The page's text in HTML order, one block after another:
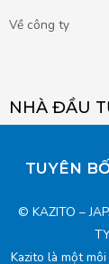
Về công ty
NHÀ ĐẦU
TUYÊN
© KAZITO –
Kazito là một